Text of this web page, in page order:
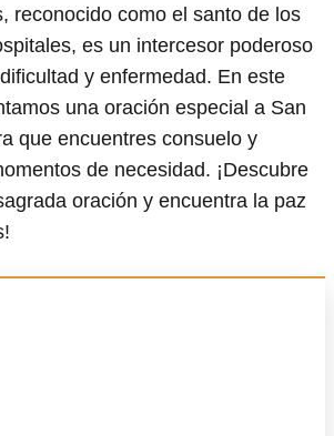
reconocido como el santo de los
es un intercesor poderoso
y enfermedad. En este
una oración especial a San
que encuentres consuelo y
de necesidad. ¡Descubre
oración y encuentra la paz